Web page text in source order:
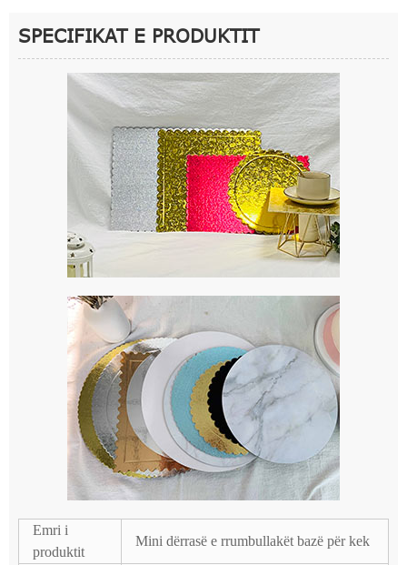
SPECIFIKAT E PRODUKTIT
Emri i
produktit
Mini dërrasë e rrumbullakët bazë për kek